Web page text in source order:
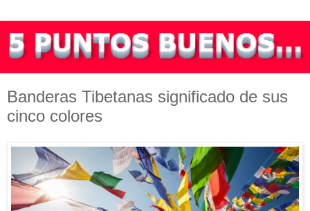
Banderas Tibetanas significado de sus
cinco colores